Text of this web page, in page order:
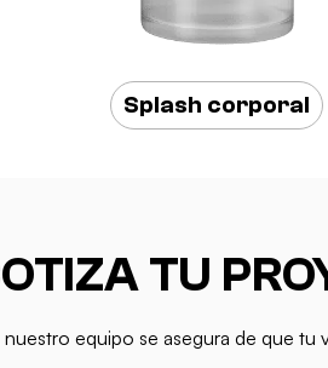
Splash corporal
TU
equipo se asegura de que